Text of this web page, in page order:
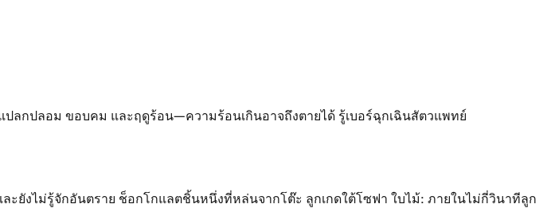
ลกปลอม ขอบคม และฤดูร้อน—ความร้อนเกินอาจถึงตายได้ รู้เบอร์ฉุกเฉินสัตวแพทย์
ะยังไม่รู้จักอันตราย ช็อกโกแลตชิ้นหนึ่งที่หล่นจากโต๊ะ ลูกเกดใต้โซฟา ใบไม้: ภายในไม่กี่วินาทีลูก